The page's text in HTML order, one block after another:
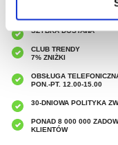
SZYBKA DOSTAWA
CLUB TRENDY
7% ZNIŻKI
OBSŁUGA
PON.-PT. 12.00-15.00
30-DNIOWA POLITYKA
PONAD 8 000 000
KLIENTÓW